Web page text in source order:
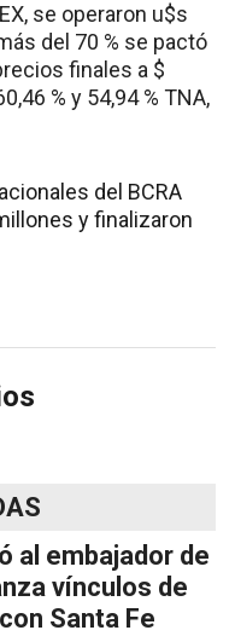
se operaron u$s
del 70 % se pactó
finales a $
% y 54,94 % TNA,
del BCRA
y finalizaron
al embajador de
vínculos de
Santa Fe